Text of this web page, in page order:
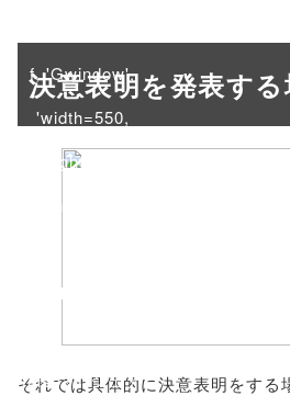
f, 'Gwindow',
'width=550,
height=450,
scrollbars=yes'
false;"> シェア
決意表明を発表する
それでは具体的に決意表明をする